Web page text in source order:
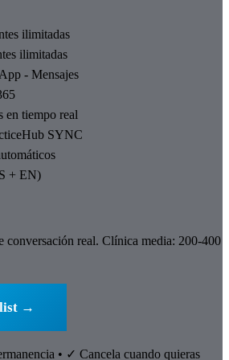
ilimitadas
ilimitadas
- Mensajes
en tiempo real
SYNC
+ EN)
conversación real. Clínica media: 200-400
→
• ✓ Cancela cuando quieras